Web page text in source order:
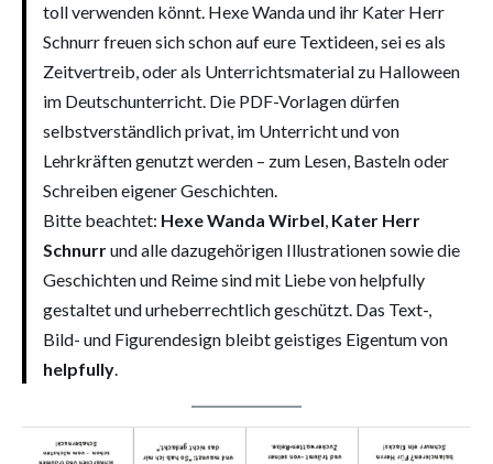
toll verwenden könnt. Hexe Wanda und ihr Kater Herr
Schnurr freuen sich schon auf eure Textideen, sei es als
Zeitvertreib, oder als Unterrichtsmaterial zu Halloween
im Deutschunterricht. Die PDF-Vorlagen dürfen
selbstverständlich privat, im Unterricht und von
Lehrkräften genutzt werden – zum Lesen, Basteln oder
Schreiben eigener Geschichten.
Bitte beachtet: Hexe Wanda Wirbel, Kater Herr
Schnurrund alle dazugehörigen Illustrationen sowie die
Geschichten und Reime sind mit Liebe von helpfully
gestaltet und urheberrechtlich geschützt. Das Text-,
Bild- und Figurendesign bleibt geistiges Eigentum von
helpfully.